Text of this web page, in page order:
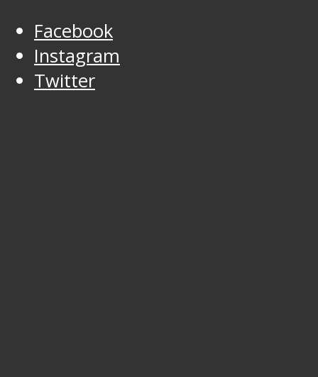
Facebook
Instagram
Twitter